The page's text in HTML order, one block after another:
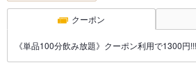
クーポン
《単品100分飲み放題》クーポン利用で1300円!!!